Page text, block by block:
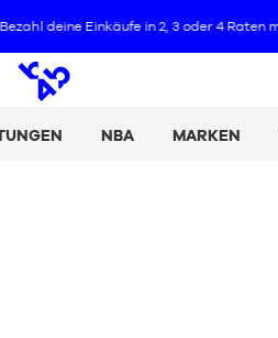
2, 3 oder 4 Raten mit Alma :+ Details
NBA MARKEN